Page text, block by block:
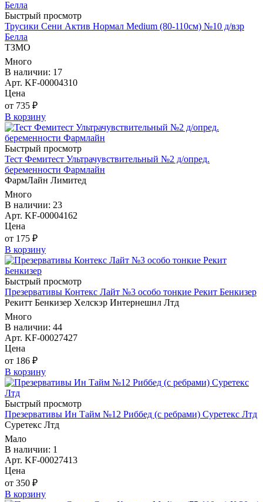
Быстрый просмотр
Трусики Сени Актив Нормал Medium (80-110см) №10 д/взр
Белла
ТЗМО
Много
В наличии: 17
Арт. KF-00004310
Цена
от 735 ₽
В корзину
Быстрый просмотр
Тест Фемитест Ультрачувствительный №2 д/опред.
беременности Фармлайн
ФармЛайн Лимитед
Много
В наличии: 23
Арт. KF-00004162
Цена
от 175 ₽
В корзину
Быстрый просмотр
Презервативы Контекс Лайт №3 особо тонкие Рекит Бенкизер
Рекитт Бенкизер Хелскэр Интернешнл Лтд
Много
В наличии: 44
Арт. KF-00027427
Цена
от 186 ₽
В корзину
Быстрый просмотр
Презервативы Ин Тайм №12 Риббед (с ребрами) Суретекс Лтд
Суретекс Лтд
Мало
В наличии: 1
Арт. KF-00027413
Цена
от 350 ₽
В корзину